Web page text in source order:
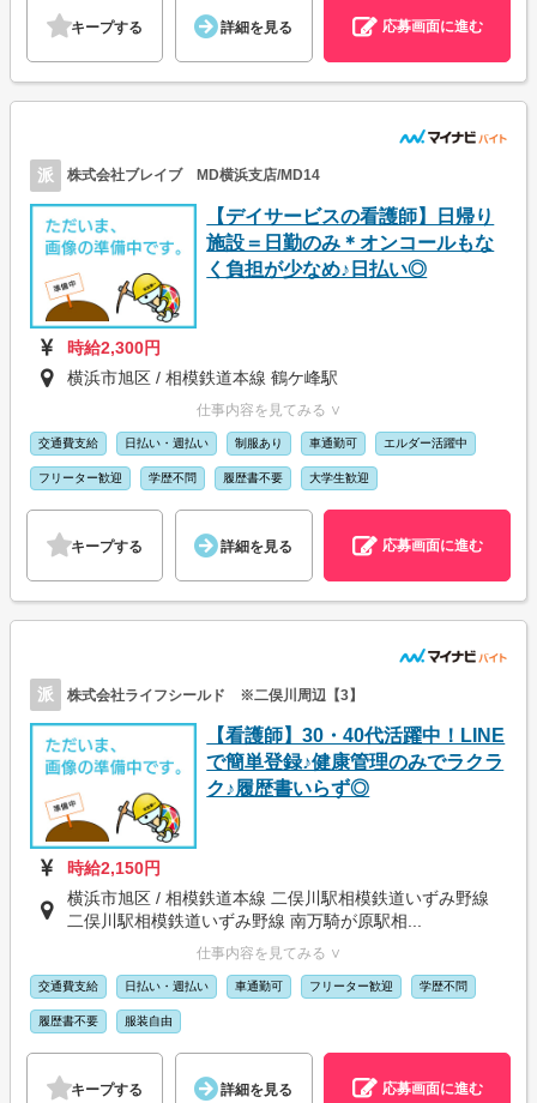
キープする 詳細を見る 応募画面に進む
派 株式会社ブレイブ MD横浜支店/MD14
【デイサービスの看護師】日帰り
施設＝日勤のみ＊オンコールもな
く負担が少なめ♪日払い◎
時給2,300円
横浜市旭区 / 相模鉄道本線 鶴ケ峰駅
仕事内容を見てみる ∨
交通費支給 日払い・週払い 制服あり 車通勤可 エルダー活躍中
フリーター歓迎 学歴不問 履歴書不要 大学生歓迎
キープする 詳細を見る 応募画面に進む
派 株式会社ライフシールド ※二俣川周辺【3】
【看護師】30・40代活躍中！LINE
で簡単登録♪健康管理のみでラクラ
ク♪履歴書いらず◎
時給2,150円
横浜市旭区 / 相模鉄道本線 二俣川駅相模鉄道いずみ野線
二俣川駅相模鉄道いずみ野線 南万騎が原駅相...
仕事内容を見てみる ∨
交通費支給 日払い・週払い 車通勤可 フリーター歓迎 学歴不問
履歴書不要 服装自由
キープする 詳細を見る 応募画面に進む